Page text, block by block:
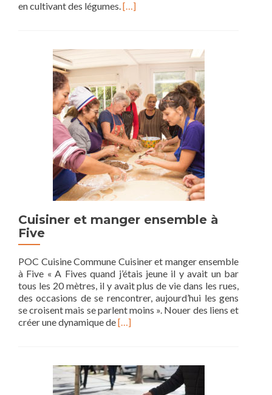
en cultivant des légumes.Read
par
le
maraîchage
[…]
Cuisiner et manger ensemble à
Five
POC Cuisine Commune Cuisiner et manger ensemble
à Five « A Fives quand j’étais jeune il y avait un bar
tous les 20 mètres, il y avait plus de vie dans les rues,
des occasions de se rencontrer, aujourd’hui les gens
se croisent mais se parlent moins ». Nouer des liens et
créer une dynamique deRead
et
manger
[…]